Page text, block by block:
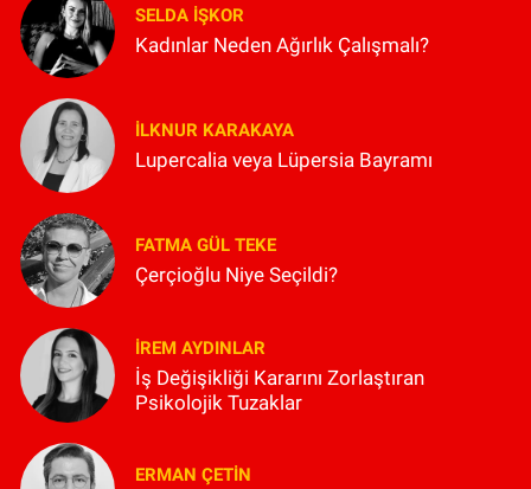
SELDA İŞKOR
Kadınlar Neden Ağırlık Çalışmalı?
İLKNUR KARAKAYA
Lupercalia veya Lüpersia Bayramı
FATMA GÜL TEKE
Çerçioğlu Niye Seçildi?
İREM AYDINLAR
İş Değişikliği Kararını Zorlaştıran
Psikolojik Tuzaklar
ERMAN ÇETIN